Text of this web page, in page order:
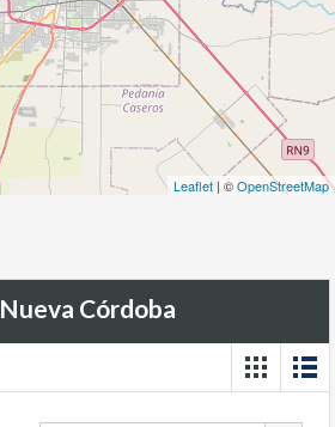
Leaflet | ©OpenStreetMap
Nueva Córdoba